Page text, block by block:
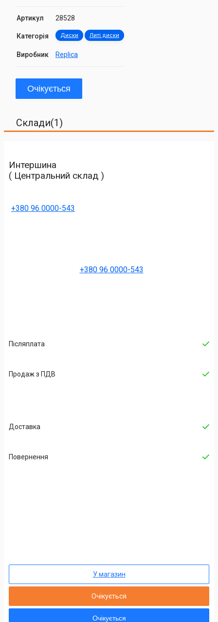
Артикул 28528
Категорія Диски Литі диски
Виробник Replica
Очікується
Склади(1)
Интершина
( Центральний склад )
+380 96 0000-543
+380 96 0000-543
Післяплата
Продаж з ПДВ
Доставка
Повернення
У магазин
Очікується
Очікується